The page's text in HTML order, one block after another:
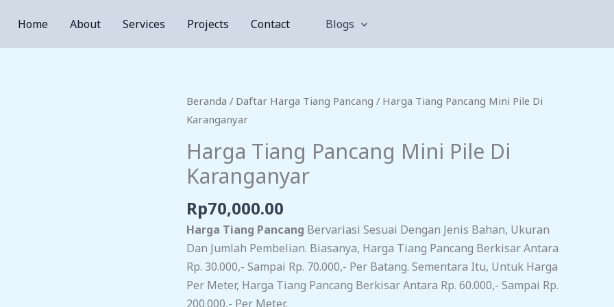
Home About Services Projects Contact Blogs
Beranda / Daftar Harga Tiang Pancang / Harga Tiang Pancang Mini Pile Di
Karanganyar
Harga Tiang Pancang Mini Pile Di
Karanganyar
Rp70,000.00
Harga Tiang Pancang Bervariasi Sesuai Dengan Jenis Bahan, Ukuran
Dan Jumlah Pembelian. Biasanya, Harga Tiang Pancang Berkisar Antara
Rp. 30.000,- Sampai Rp. 70.000,- Per Batang. Sementara Itu, Untuk Harga
Per Meter, Harga Tiang Pancang Berkisar Antara Rp. 60.000,- Sampai Rp.
200.000,- Per Meter.